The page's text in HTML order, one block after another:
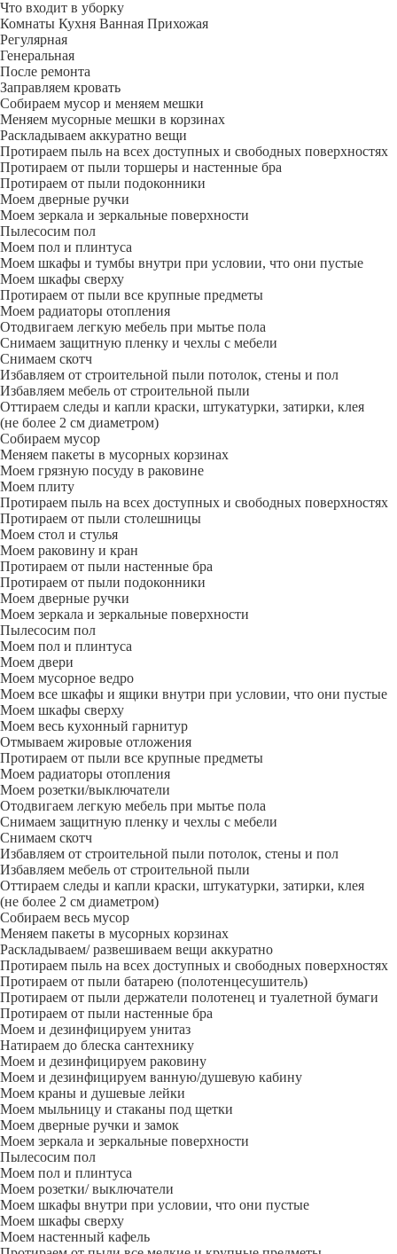
Что входит в уборку
Регу­лярная
Гене­ральная
После ремонта
Заправляем кровать
Собираем мусор и меняем мешки
Меняем мусорные мешки в корзинах
Раскладываем аккуратно вещи
Протираем пыль на всех доступных и свободных поверхностях
Протираем от пыли торшеры и настенные бра
Протираем от пыли подоконники
Моем дверные ручки
Моем зеркала и зеркальные поверхности
Пылесосим пол
Моем пол и плинтуса
Моем шкафы и тумбы внутри при условии, что они пустые
Моем шкафы сверху
Протираем от пыли все крупные предметы
Моем радиаторы отопления
Отодвигаем легкую мебель при мытье пола
Снимаем защитную пленку и чехлы с мебели
Снимаем скотч
Избавляем от строительной пыли потолок, стены и пол
Избавляем мебель от строительной пыли
Оттираем следы и капли краски, штукатурки, затирки, клея
(не более 2 см диаметром)
Собираем мусор
Меняем пакеты в мусорных корзинах
Моем грязную посуду в раковине
Моем плиту
Протираем пыль на всех доступных и свободных поверхностях
Протираем от пыли столешницы
Моем стол и стулья
Моем раковину и кран
Протираем от пыли настенные бра
Протираем от пыли подоконники
Моем дверные ручки
Моем зеркала и зеркальные поверхности
Пылесосим пол
Моем пол и плинтуса
Моем двери
Моем мусорное ведро
Моем все шкафы и ящики внутри при условии, что они пустые
Моем шкафы сверху
Моем весь кухонный гарнитур
Отмываем жировые отложения
Протираем от пыли все крупные предметы
Моем радиаторы отопления
Моем розетки/выключатели
Отодвигаем легкую мебель при мытье пола
Снимаем защитную пленку и чехлы с мебели
Снимаем скотч
Избавляем от строительной пыли потолок, стены и пол
Избавляем мебель от строительной пыли
Оттираем следы и капли краски, штукатурки, затирки, клея
(не более 2 см диаметром)
Собираем весь мусор
Меняем пакеты в мусорных корзинах
Раскладываем/ развешиваем вещи аккуратно
Протираем пыль на всех доступных и свободных поверхностях
Протираем от пыли батарею (полотенцесушитель)
Протираем от пыли держатели полотенец и туалетной бумаги
Протираем от пыли настенные бра
Моем и дезинфицируем унитаз
Натираем до блеска сантехнику
Моем и дезинфицируем раковину
Моем и дезинфицируем ванную/душевую кабину
Моем краны и душевые лейки
Моем мыльницу и стаканы под щетки
Моем дверные ручки и замок
Моем зеркала и зеркальные поверхности
Пылесосим пол
Моем пол и плинтуса
Моем розетки/ выключатели
Моем шкафы внутри при условии, что они пустые
Моем шкафы сверху
Моем настенный кафель